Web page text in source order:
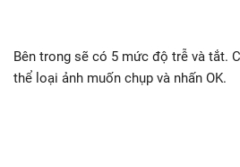
Bên trong sẽ có 5 mức độ trễ và tắt.
thể loại ảnh muốn chụp và nhấn OK.